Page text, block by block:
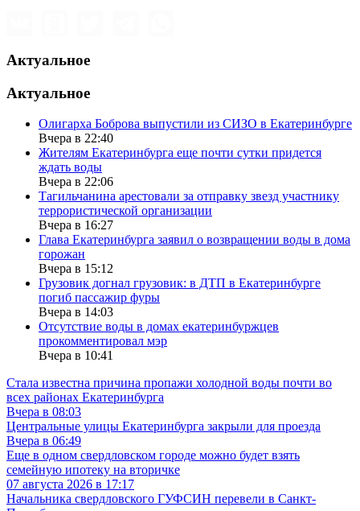
Актуальное
Актуальное
Олигарха Боброва выпустили из СИЗО в Екатеринбурге
Вчера в 22:40
Жителям Екатеринбурга еще почти сутки придется
ждать воды
Вчера в 22:06
Тагильчанина арестовали за отправку звезд участнику
террористической организации
Вчера в 16:27
Глава Екатеринбурга заявил о возвращении воды в дома
горожан
Вчера в 15:12
Грузовик догнал грузовик: в ДТП в Екатеринбурге
погиб пассажир фуры
Вчера в 14:03
Отсутствие воды в домах екатеринбуржцев
прокомментировал мэр
Вчера в 10:41
Стала известна причина пропажи холодной воды почти во
всех районах Екатеринбурга
Вчера в 08:03
Центральные улицы Екатеринбурга закрыли для проезда
Вчера в 06:49
Еще в одном свердловском городе можно будет взять
семейную ипотеку на вторичке
07 августа 2026 в 17:17
Начальника свердловского ГУФСИН перевели в Санкт-